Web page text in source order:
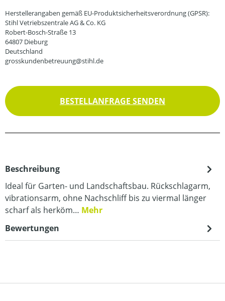
Herstellerangaben gemäß EU-Produktsicherheitsverordnung (GPSR):
Stihl Vetriebszentrale AG & Co. KG
Robert-Bosch-Straße 13
64807 Dieburg
Deutschland
grosskundenbetreuung@stihl.de
BESTELLANFRAGE SENDEN
Beschreibung
Ideal für Garten- und Landschaftsbau. Rückschlagarm,
vibrationsarm, ohne Nachschliff bis zu viermal länger
scharf als herköm… Mehr
Bewertungen